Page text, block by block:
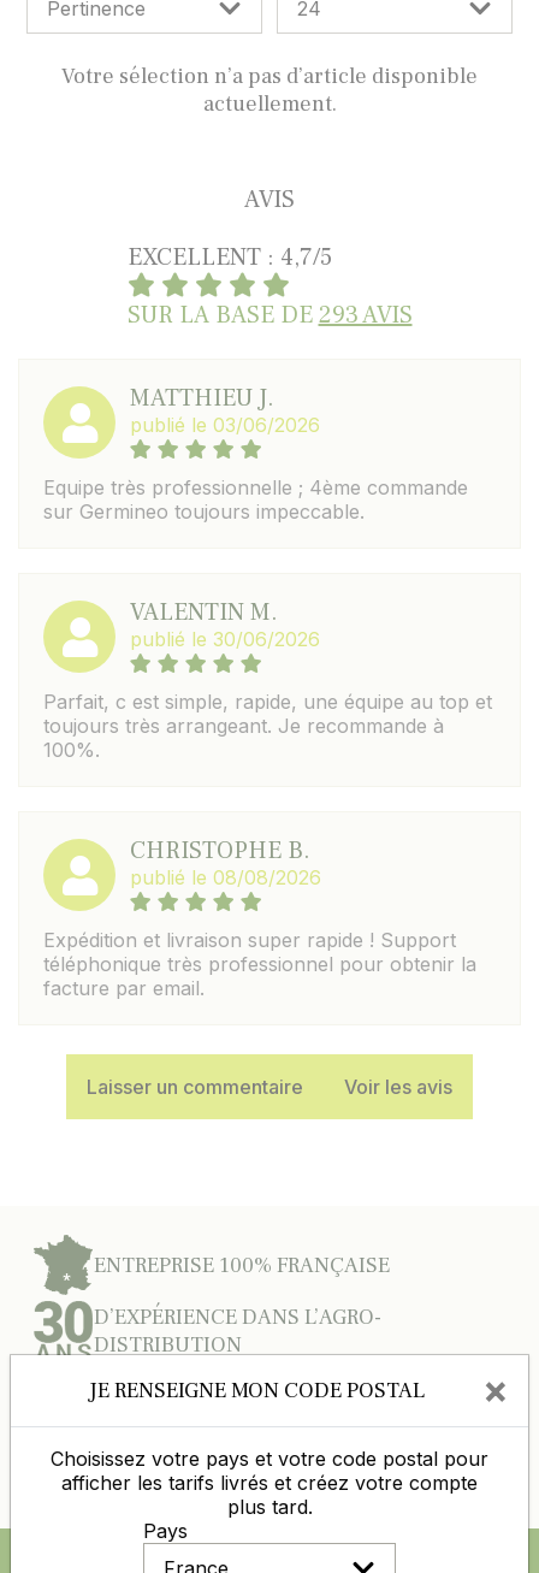
Votre sélection n’a pas d’article disponible
actuellement.
AVIS
EXCELLENT : 4,7/5
SUR LA BASE DE293 AVIS
MATTHIEU J.
publié le 03/06/2026
Equipe très professionnelle ; 4ème commande
sur Germineo toujours impeccable.
VALENTIN M.
publié le 30/06/2026
Parfait, c est simple, rapide, une équipe au top et
toujours très arrangeant. Je recommande à
100%.
CHRISTOPHE B.
publié le 08/08/2026
Expédition et livraison super rapide ! Support
téléphonique très professionnel pour obtenir la
facture par email.
Laisser un commentaire Voir les avis
ENTREPRISE 100% FRANÇAISE
D’EXPÉRIENCE DANS L’AGRO-
DISTRIBUTION
DES PRIX COMPÉTITIFS TOUTE L'ANNÉE
PAIEMENT 100% SÉCURISÉ
JE RENSEIGNE MON CODE POSTAL ×
Choisissez votre pays et votre code postal pour
afficher les tarifs livrés et créez votre compte
plus tard.
Pays